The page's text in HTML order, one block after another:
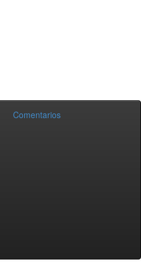
Comentarios